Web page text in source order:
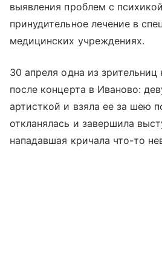
выявления проблем с
принудительное лечение в
медицинских учреждениях.
30 апреля одна из
после концерта в Иваново:
артисткой и взяла ее за шею
откланялась и завершила
нападавшая кричала что-то